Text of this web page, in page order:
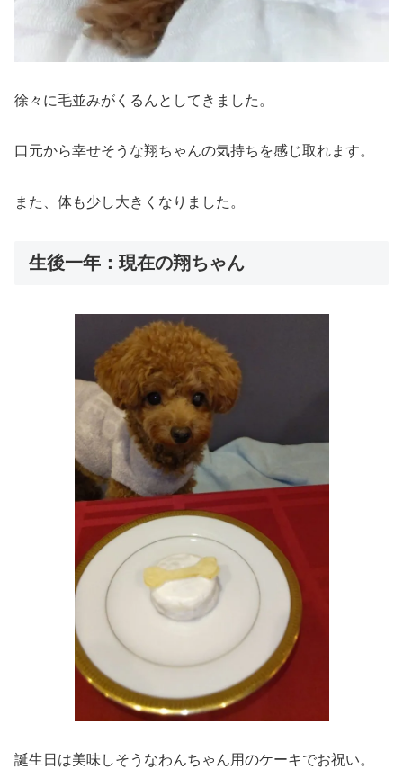
徐々に毛並みがくるんとしてきました。
口元から幸せそうな翔ちゃんの気持ちを感じ取れます。
また、体も少し大きくなりました。
生後一年：現在の翔ちゃん
誕生日は美味しそうなわんちゃん用のケーキでお祝い。